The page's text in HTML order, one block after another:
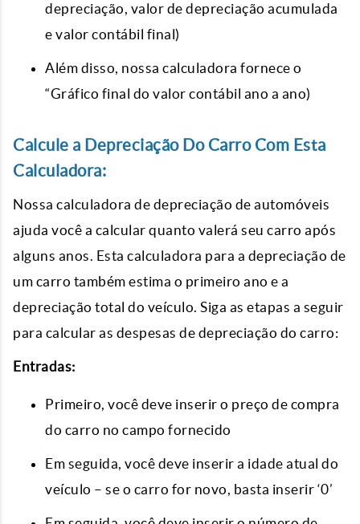
depreciação, valor de depreciação acumulada
e valor contábil final)
Além disso, nossa calculadora fornece o
“Gráfico final do valor contábil ano a ano)
Calcule a Depreciação Do Carro Com Esta
Calculadora:
Nossa calculadora de depreciação de automóveis
ajuda você a calcular quanto valerá seu carro após
alguns anos. Esta calculadora para a depreciação de
um carro também estima o primeiro ano e a
depreciação total do veículo. Siga as etapas a seguir
para calcular as despesas de depreciação do carro:
Entradas:
Primeiro, você deve inserir o preço de compra
do carro no campo fornecido
Em seguida, você deve inserir a idade atual do
veículo – se o carro for novo, basta inserir ‘0’